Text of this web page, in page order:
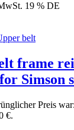
19 % DE
frame
Simson
Preis
€.